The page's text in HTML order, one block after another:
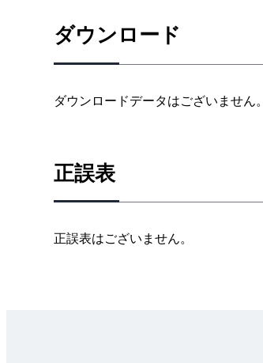
2-4 三相交流回路
2-5 電子回路
3章 自動制御
3-5 安定性とその判別法
3-6 サーボモータ
4章 情報処理
ダウンロード
ダウンロードデータはございません。
正誤表
正誤表はございません。